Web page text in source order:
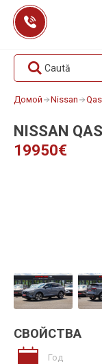
Перейти
содержанию
Caută
Домой Nissan
NISSAN
19950€
СВОЙСТВА
Год